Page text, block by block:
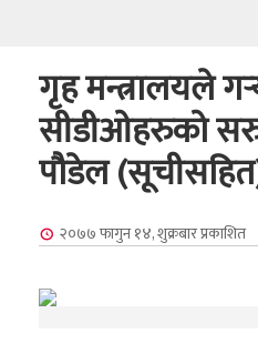
गृह मन्त्रालयले
सीडीओहरुको
पौडेल
२०७७ फागुन १४, शुक्रबारप्रकाशित